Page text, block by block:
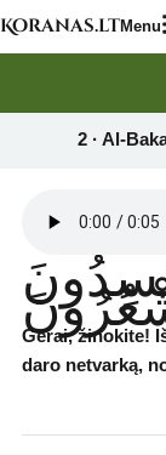
Skip
to
Koranas.ltMenu
Gerai, žinokite!
daro netvarką,